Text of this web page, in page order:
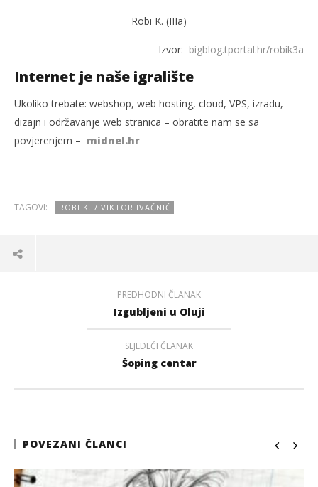
Robi K. (IIIa)
Izvor: bigblog.tportal.hr/robik3a
Internet je naše igralište
Ukoliko trebate: webshop, web hosting, cloud, VPS, izradu,
dizajn i održavanje web stranica – obratite nam se sa
povjerenjem – midnel.hr
TAGOVI: ROBI K. / VIKTOR IVAČNIĆ
PREDHODNI ČLANAK
Izgubljeni u Oluji
SLJEDEĆI ČLANAK
Šoping centar
POVEZANI ČLANCI